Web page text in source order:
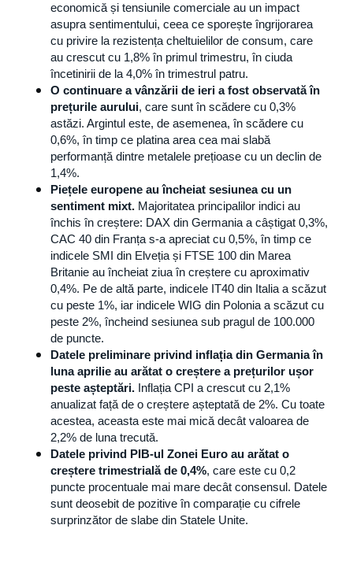
economică și tensiunile comerciale au un impact
asupra sentimentului, ceea ce sporește îngrijorarea
cu privire la rezistența cheltuielilor de consum, care
au crescut cu 1,8% în primul trimestru, în ciuda
încetinirii de la 4,0% în trimestrul patru.
O continuare a vânzării de ieri a fost observată în
prețurile aurului, care sunt în scădere cu 0,3%
astăzi. Argintul este, de asemenea, în scădere cu
0,6%, în timp ce platina area cea mai slabă
performanță dintre metalele prețioase cu un declin de
1,4%.
Piețele europene au încheiat sesiunea cu un
sentiment mixt. Majoritatea principalilor indici au
închis în creștere: DAX din Germania a câștigat 0,3%,
CAC 40 din Franța s-a apreciat cu 0,5%, în timp ce
indicele SMI din Elveția și FTSE 100 din Marea
Britanie au încheiat ziua în creștere cu aproximativ
0,4%. Pe de altă parte, indicele IT40 din Italia a scăzut
cu peste 1%, iar indicele WIG din Polonia a scăzut cu
peste 2%, încheind sesiunea sub pragul de 100.000
de puncte.
Datele preliminare privind inflația din Germania în
luna aprilie au arătat o creștere a prețurilor ușor
peste așteptări. Inflația CPI a crescut cu 2,1%
anualizat față de o creștere așteptată de 2%. Cu toate
acestea, aceasta este mai mică decât valoarea de
2,2% de luna trecută.
Datele privind PIB-ul Zonei Euro au arătat o
creștere trimestrială de 0,4%, care este cu 0,2
puncte procentuale mai mare decât consensul. Datele
sunt deosebit de pozitive în comparație cu cifrele
surprinzător de slabe din Statele Unite.